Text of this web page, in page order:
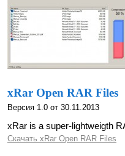
xRar Open RAR Files
Версия 1.0 от 30.11.2013
xRar is a super-lightweigth
Скачать xRar Open RAR Files